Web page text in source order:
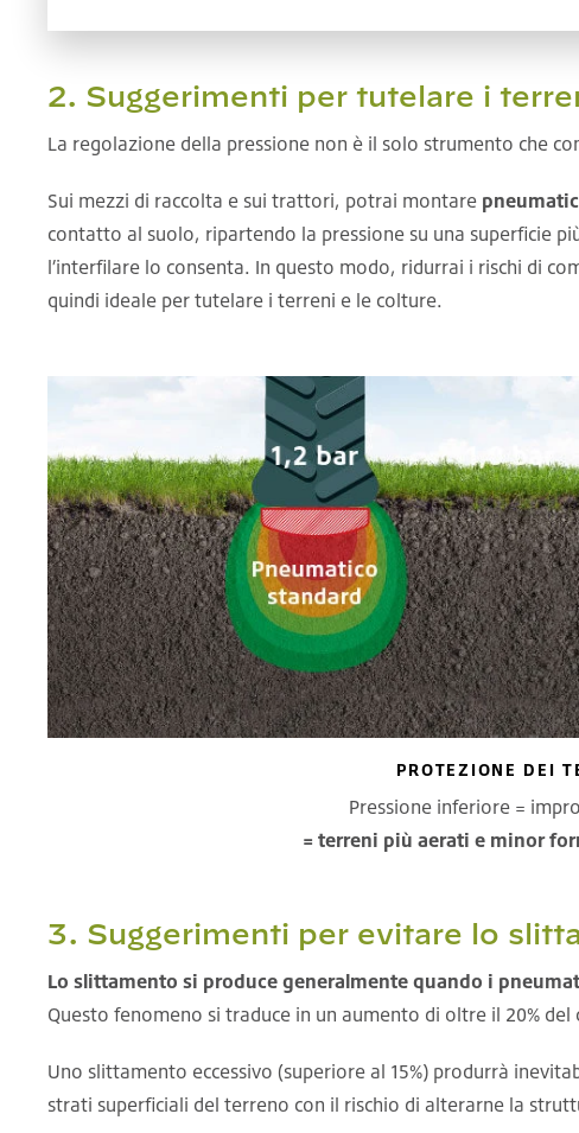
2. Suggerimenti per tutelare i
La regolazione della pressione non è il solo strumento che
Sui mezzi di raccolta e sui trattori, potrai montare
contatto al suolo, ripartendo la pressione su una superficie
l’interfilare lo consenta. In questo modo, ridurrai i rischi di
quindi ideale per tutelare i terreni e le colture.
PROTEZIONE DEI
Pressione inferiore =
= terreni più aerati e minor
3. Suggerimenti per evitare lo
Lo slittamento si produce generalmente quando i
Questo fenomeno si traduce in un aumento di oltre il 20%
Uno slittamento eccessivo (superiore al 15%) produrrà
strati superficiali del terreno con il rischio di alterarne la